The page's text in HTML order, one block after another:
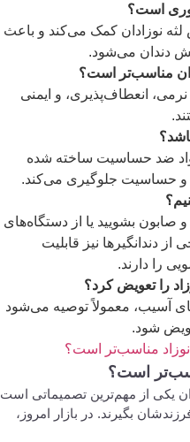
است؟
نوزادان کمک می‌کند و باعث
دندان می‌شود.
مناسب‌تر است؟
انعطاف‌پذیری، و ایمنی
ضد حساسیت ساخته شده
و حساسیت جلوگیری می‌کند.
و صابون بشویید یا از دستگاه‌های
دندانگیرها نیز قابلیت
دارند.
را تعویض کرد؟
آسیب، معمولاً توصیه می‌شود
است؟
یکی از مهم‌ترین تصمیماتی است
بگیرند. در بازار امروز،